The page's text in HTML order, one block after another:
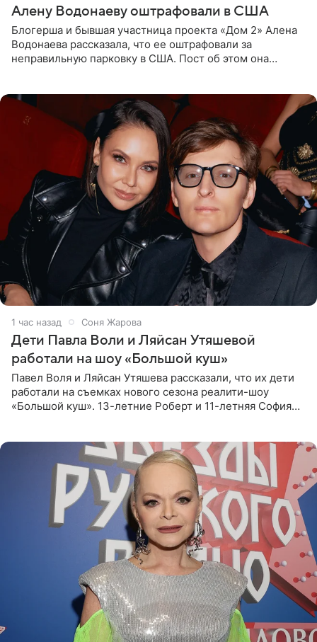
Алену Водонаеву оштрафовали в США
Блогерша и бывшая участница проекта «Дом 2» Алена
Водонаева рассказала, что ее оштрафовали за
неправильную парковку в США. Пост об этом она
1 час назад Соня Жарова
Дети Павла Воли и Ляйсан Утяшевой
работали на шоу «Большой куш»
Павел Воля и Ляйсан Утяшева рассказали, что их дети
работали на съемках нового сезона реалити-шоу
«Большой куш». 13-летние Роберт и 11-летняя София